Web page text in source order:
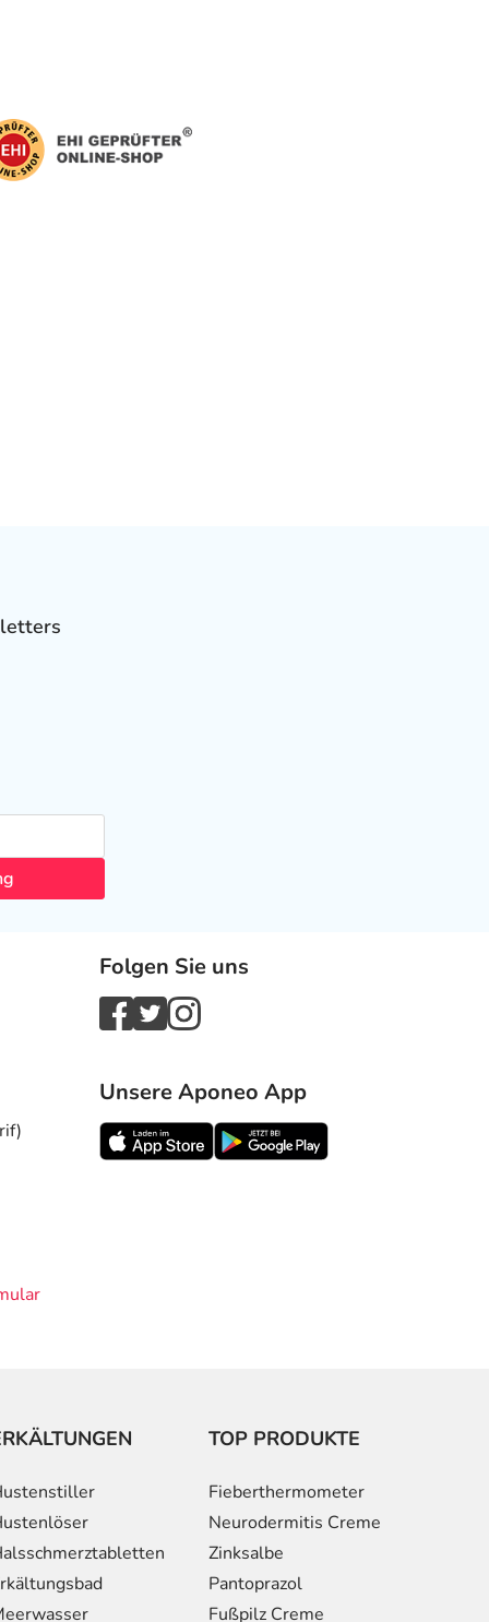
Folgen Sie uns
Unsere Aponeo App
TOP PRODUKTE
Fieberthermometer
Neurodermitis Creme
Zinksalbe
Pantoprazol
Fußpilz Creme